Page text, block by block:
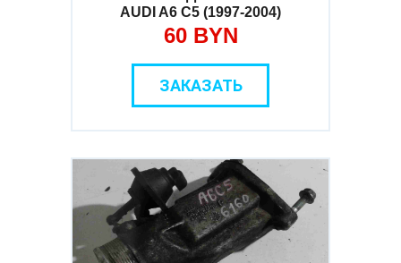
AUDI A6 C5 (1997-2004)
60 BYN
ЗАКАЗАТЬ